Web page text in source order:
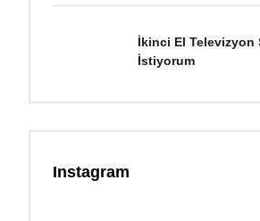
İkinci El Televizyon
İstiyorum
Instagram